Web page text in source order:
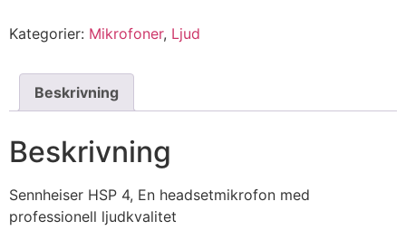
Kategorier: Mikrofoner, Ljud
Beskrivning
Beskrivning
Sennheiser HSP 4, En headsetmikrofon med
professionell ljudkvalitet